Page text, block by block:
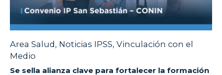
Area Salud, Noticias IPSS, Vinculación con el
Medio
Se sella alianza clave para fortalecer la formación